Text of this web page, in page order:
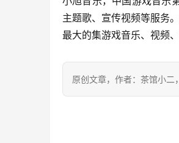
主题歌、宣传视频等服务
最大的集游戏音乐、视频
原创文章，作者：茶馆小